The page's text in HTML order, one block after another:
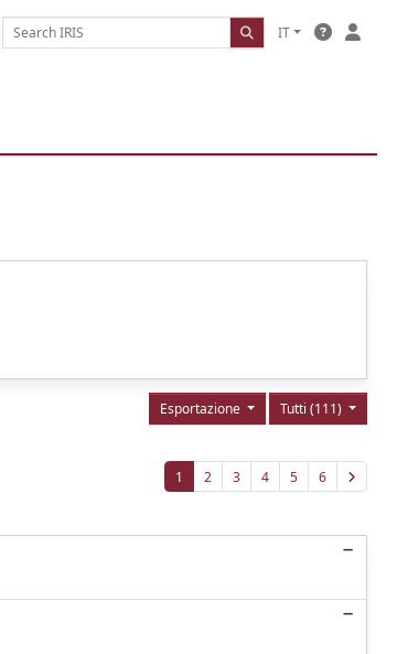
IT
Tutti (111)
Esportazione
1 2 3 4 5 6